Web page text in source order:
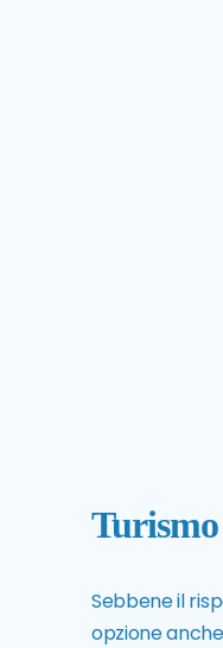
Sebbene il
opzione